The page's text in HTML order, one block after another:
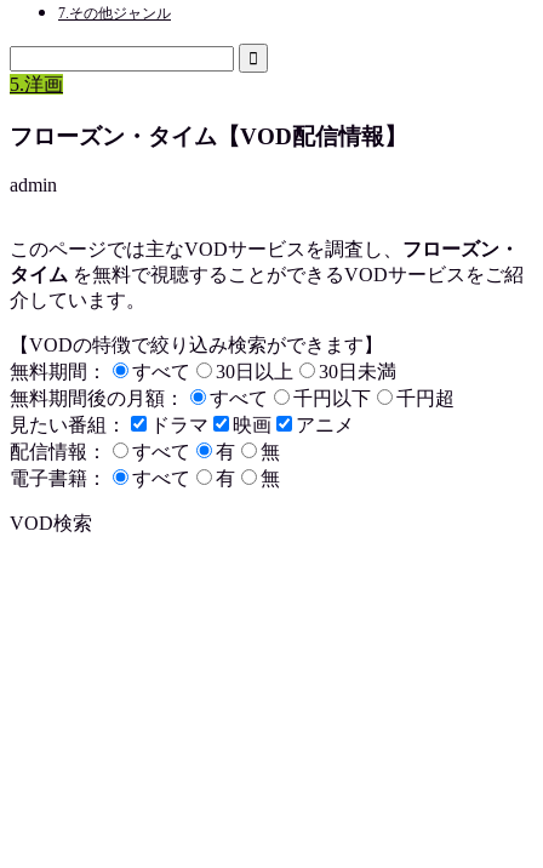
7.その他ジャンル
5.洋画
フローズン・タイム【VOD配信情報】
admin
このページでは主なVODサービスを調査し、 フローズン・
タイム を無料で視聴することができるVODサービスをご紹
介しています。
【VODの特徴で絞り込み検索ができます】
無料期間：
すべて 30日以上
30日未満
無料期間後の月額：
すべて 千円以下
千円超
見たい番組：
ドラマ 映画
アニメ
配信情報：
すべて 有
無
電子書籍：
すべて 有 無
VOD検索